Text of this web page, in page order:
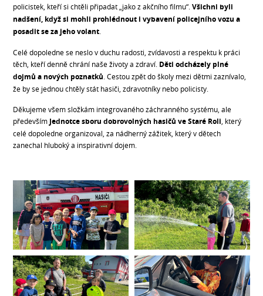
policistek, kteří si chtěli připadat „jako z akčního filmu“.Všichni byli
nadšení, když si mohli prohlédnout i vybavení policejního vozu a
posadit se za jeho volant
Celé dopoledne se neslo v duchu radosti, zvídavosti a respektu k práci
těch, kteří denně chrání naše životy a zdraví. Děti odcházely plné
dojmů a nových poznatků . Cestou zpět do školy mezi dětmi zaznívalo,
že by se jednou chtěly stát hasiči, zdravotníky nebo policisty.
Děkujeme všem složkám integrovaného záchranného systému, ale
především Jednotce sboru dobrovolných hasičů ve Staré Roli , který
celé dopoledne organizoval, za nádherný zážitek, který v dětech
zanechal hluboký a inspirativní dojem.